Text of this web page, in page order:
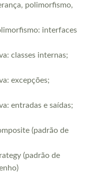
polimorfismo,
interfaces
classes internas;
excepções;
entradas e saídas;
(padrão de
(padrão de